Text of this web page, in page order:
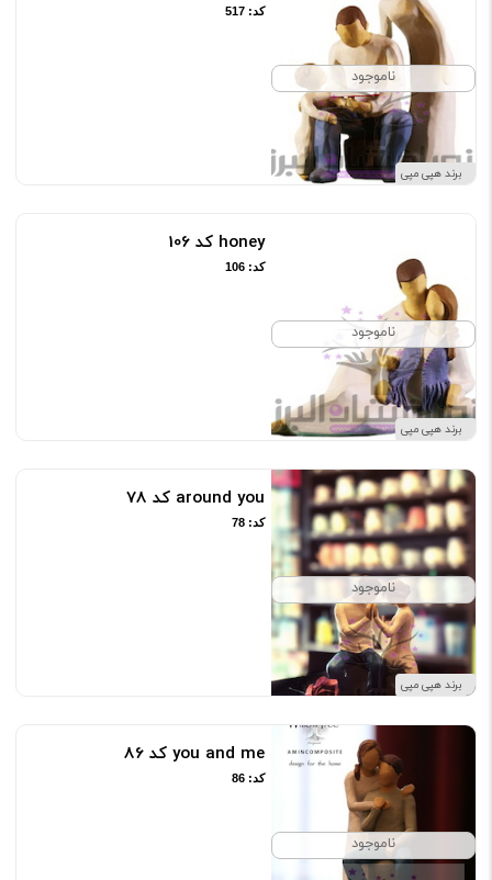
ناموجود
برند هپی مپی
کد: 517
ناموجود
برند هپی مپی
honey کد 106
کد: 106
ناموجود
برند هپی مپی
around you کد 78
کد: 78
ناموجود
you and me کد 86
کد: 86